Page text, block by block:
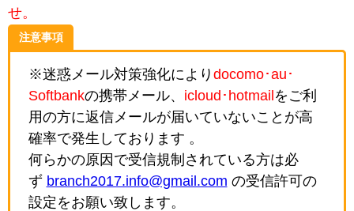
せ。
注意事項
※迷惑メール対策強化により docomo･au･
Softbankの携帯メール、 icloud･hotmail をご利
用の方に返信メールが届いていないことが高
確率で発生しております 。
何らかの原因で受信規制されている方は必
ず branch2017.info@gmail.com の受信許可の
設定をお願い致します。